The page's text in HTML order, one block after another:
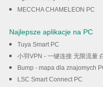
MECCHA CHAMELEON PC
Najlepsze aplikacje na PC
Tuya Smart PC
小羽VPN - 一键连接 无限流量
Bump - mapa dla znajomych
LSC Smart Connect PC